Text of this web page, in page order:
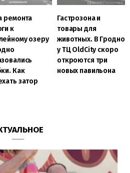
ремонта
к
озеру
Как
затор
Гастрозона и
товары для
животных. В Гродно
у ТЦ OldCity скоро
откроются три
новых павильона